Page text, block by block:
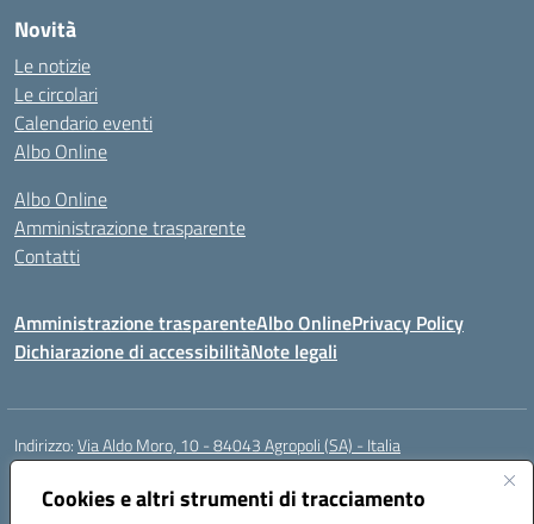
Cookies e altri strumenti di tracciamento
Novità
Le notizie
Le circolari
Calendario eventi
Albo Online
Albo Online
Amministrazione trasparente
Contatti
Amministrazione trasparenteAlbo OnlinePrivacy Policy
Dichiarazione di accessibilitàNote legali
Indirizzo:Via Aldo Moro, 10 - 84043 Agropoli (SA) - Italia
Centralino:
Posta elettronica certificata (PEC):saic8at00d@pec.istruzione.it